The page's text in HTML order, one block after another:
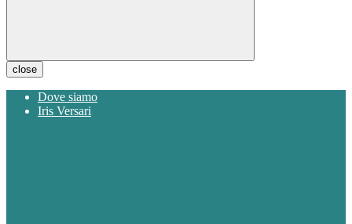
close
Dove siamo
Iris Versari